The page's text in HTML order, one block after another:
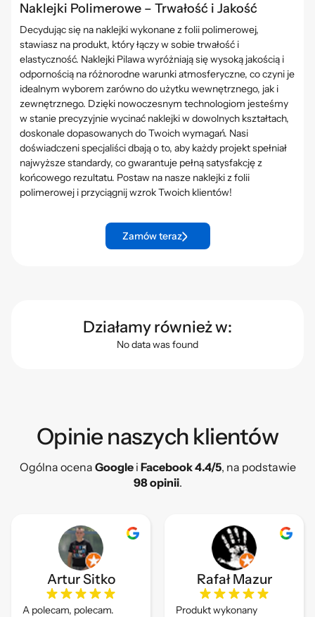
Naklejki Polimerowe – Trwałość i Jakość
Decydując się na naklejki wykonane z folii polimerowej,
stawiasz na produkt, który łączy w sobie trwałość i
elastyczność. Naklejki Pilawa wyróżniają się wysoką jakością i
odpornością na różnorodne warunki atmosferyczne, co czyni je
idealnym wyborem zarówno do użytku wewnętrznego, jak i
zewnętrznego. Dzięki nowoczesnym technologiom jesteśmy
w stanie precyzyjnie wycinać naklejki w dowolnych kształtach,
doskonale dopasowanych do Twoich wymagań. Nasi
doświadczeni specjaliści dbają o to, aby każdy projekt spełniał
najwyższe standardy, co gwarantuje pełną satysfakcję z
końcowego rezultatu. Postaw na nasze naklejki z folii
polimerowej i przyciągnij wzrok Twoich klientów!
Zamów teraz
Działamy również w:
No data was found
Opinie naszych klientów​
Ogólna ocena Google i Facebook 4.4/5, na podstawie
98 opinii.
Artur Sitko
A polecam, polecam.
Rafał Mazur
Produkt wykonany